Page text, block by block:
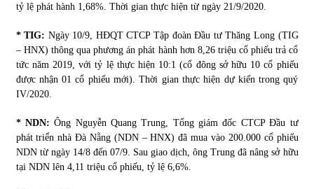
tỷ lệ phát hành 1,68%. Thời gian thực hiện từ ngày 21/9/2020.
* TIG: Ngày 10/9, HĐQT CTCP Tập đoàn Đầu tư Thăng Long (TIG
– HNX) thông qua phương án phát hành hơn 8,26 triệu cổ phiếu trả cổ
tức năm 2019, với tỷ lệ thực hiện 10:1 (cổ đông sở hữu 10 cổ phiếu
được nhận 01 cổ phiếu mới). Thời gian thực hiện dự kiến trong quý
IV/2020.
* NDN:Ông Nguyễn Quang Trung, Tổng giám đốc CTCP Đầu tư
phát triển nhà Đà Nẵng (NDN – HNX) đã mua vào 200.000 cổ phiếu
NDN từ ngày 14/8 đến 07/9. Sau giao dịch, ông Trung đã nâng sở hữu
tại NDN lên 4,11 triệu cổ phiếu, tỷ lệ 6,6%.